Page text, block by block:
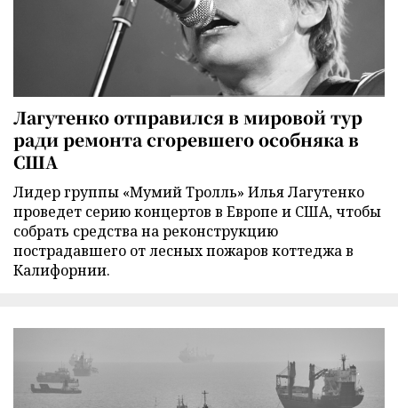
Лагутенко отправился в мировой тур
ради ремонта сгоревшего особняка в
США
Лидер группы «Мумий Тролль» Илья Лагутенко
проведет серию концертов в Европе и США, чтобы
собрать средства на реконструкцию
пострадавшего от лесных пожаров коттеджа в
Калифорнии.